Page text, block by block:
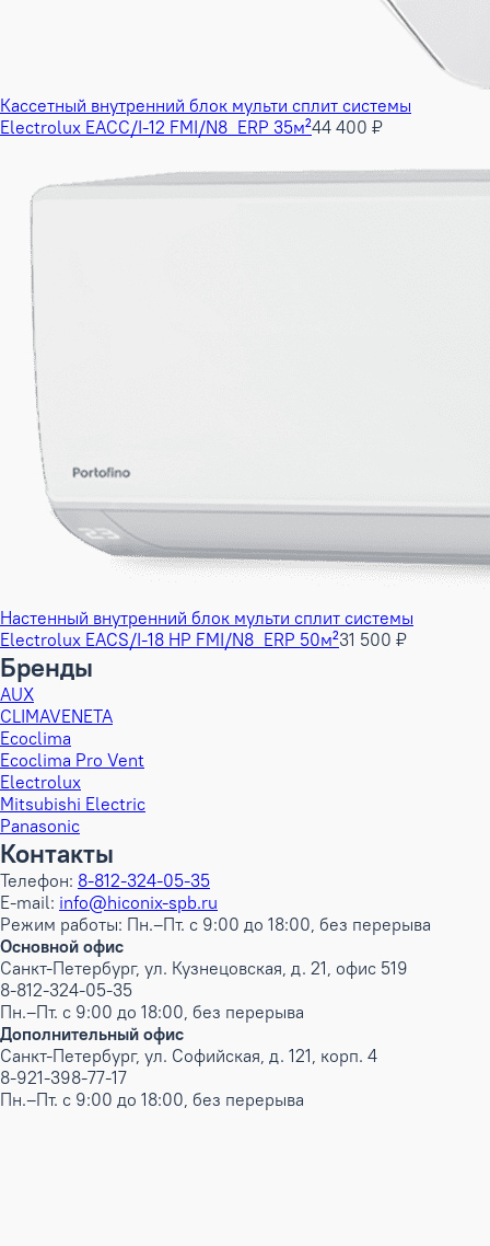
Кассетный внутренний блок мульти сплит системы
Electrolux EACC/I-12 FMI/N8_ERP 35м²44 400 ₽
Настенный внутренний блок мульти сплит системы
Electrolux EACS/I-18 HP FMI/N8_ERP 50м²31 500 ₽
Бренды
AUX
CLIMAVENETA
Ecoclima
Ecoclima Pro Vent
Electrolux
Mitsubishi Electric
Panasonic
Контакты
Телефон: 8-812-324-05-35
E-mail: info@hiconix-spb.ru
Режим работы: Пн.–Пт. с 9:00 до 18:00, без перерыва
Основной офис
Санкт-Петербург, ул. Кузнецовская, д. 21, офис 519
8-812-324-05-35
Пн.–Пт. с 9:00 до 18:00, без перерыва
Дополнительный офис
Санкт-Петербург, ул. Софийская, д. 121, корп. 4
8-921-398-77-17
Пн.–Пт. с 9:00 до 18:00, без перерыва